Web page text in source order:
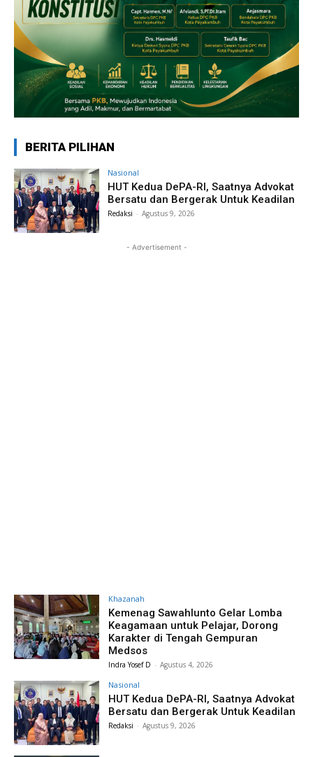
BERITA PILIHAN
Nasional
HUT Kedua DePA-RI, Saatnya Advokat
Bersatu dan Bergerak Untuk Keadilan
Redaksi - Agustus 9, 2026
- Advertisement -
Khazanah
Kemenag Sawahlunto Gelar Lomba
Keagamaan untuk Pelajar, Dorong
Karakter di Tengah Gempuran
Medsos
Indra Yosef D - Agustus 4, 2026
Nasional
HUT Kedua DePA-RI, Saatnya Advokat
Bersatu dan Bergerak Untuk Keadilan
Redaksi - Agustus 9, 2026